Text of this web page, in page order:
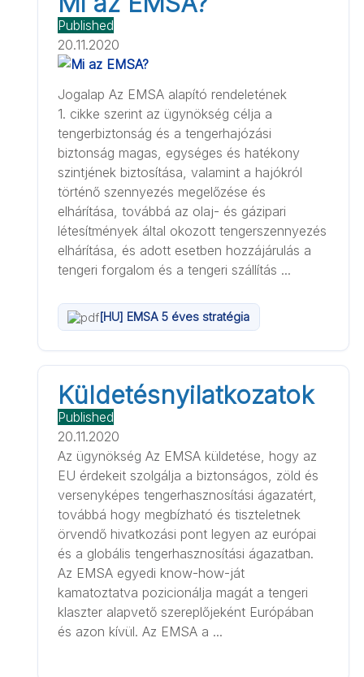
Published
20.11.2020
Jogalap Az EMSA alapító rendeletének
1. cikke szerint az ügynökség célja a
tengerbiztonság és a tengerhajózási
biztonság magas, egységes és hatékony
szintjének biztosítása, valamint a hajókról
történő szennyezés megelőzése és
elhárítása, továbbá az olaj- és gázipari
létesítmények által okozott tengerszennyezés
elhárítása, és adott esetben hozzájárulás a
tengeri forgalom és a tengeri szállítás ...
[HU] EMSA 5 éves stratégia
Küldetésnyilatkozatok
Published
20.11.2020
Az ügynökség Az EMSA küldetése, hogy az
EU érdekeit szolgálja a biztonságos, zöld és
versenyképes tengerhasznosítási ágazatért,
továbbá hogy megbízható és tiszteletnek
örvendő hivatkozási pont legyen az európai
és a globális tengerhasznosítási ágazatban.
Az EMSA egyedi know-how-ját
kamatoztatva pozicionálja magát a tengeri
klaszter alapvető szereplőjeként Európában
és azon kívül. Az EMSA a ...